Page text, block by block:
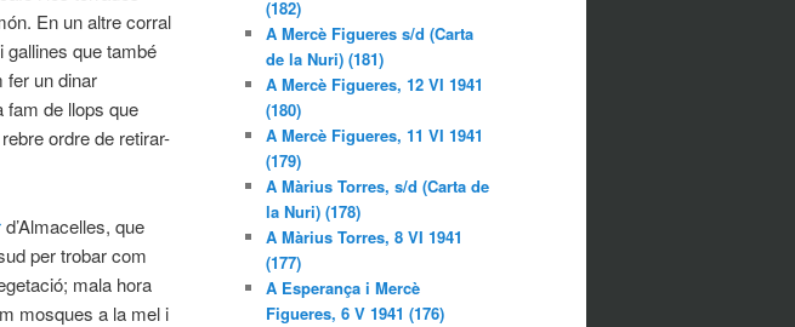
En un altre corral
gallines que també
fer un dinar
fam de llops que
ordre de retirar-
d’Almacelles, que
per trobar com
mala hora
mosques a la mel i
(182)
A Mercè Figueres s/d (Carta
de la Nuri) (181)
A Mercè Figueres, 12 VI 1941
(180)
A Mercè Figueres, 11 VI 1941
(179)
A Màrius Torres, s/d (Carta de
la Nuri) (178)
A Màrius Torres, 8 VI 1941
(177)
A Esperança i Mercè
Figueres, 6 V 1941 (176)